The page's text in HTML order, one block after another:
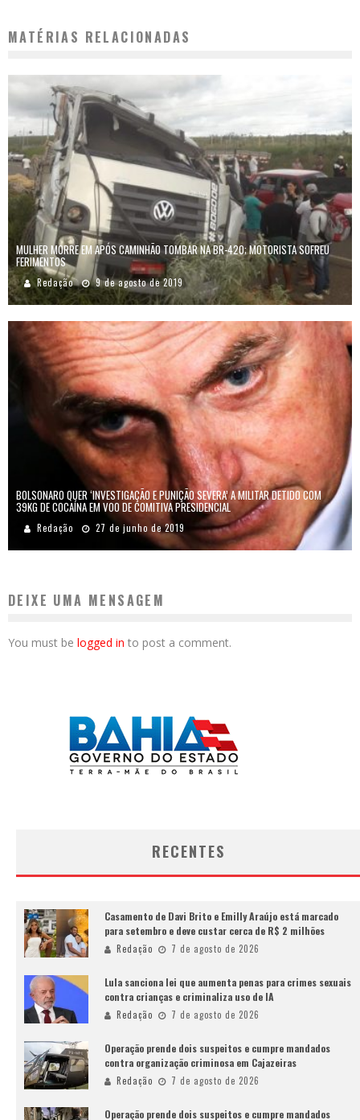
MATÉRIAS RELACIONADAS
MULHER MORRE EM APÓS CAMINHÃO TOMBAR NA BR-420; MOTORISTA SOFREU
FERIMENTOS
Redação 9 de agosto de 2019
BOLSONARO QUER ‘INVESTIGAÇÃO E PUNIÇÃO SEVERA’ A MILITAR DETIDO COM
39KG DE COCAÍNA EM VOO DE COMITIVA PRESIDENCIAL
Redação 27 de junho de 2019
DEIXE UMA MENSAGEM
You must be logged in to post a comment.
RECENTES
Casamento de Davi Brito e Emilly Araújo está marcado
para setembro e deve custar cerca de R$ 2 milhões
Redação 7 de agosto de 2026
Lula sanciona lei que aumenta penas para crimes sexuais
contra crianças e criminaliza uso de IA
Redação 7 de agosto de 2026
Operação prende dois suspeitos e cumpre mandados
contra organização criminosa em Cajazeiras
Redação 7 de agosto de 2026
Operação prende dois suspeitos e cumpre mandados